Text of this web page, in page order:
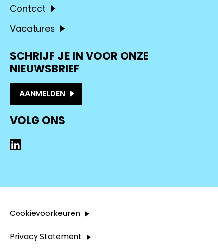
Contact
Vacatures
SCHRIJF JE IN VOOR ONZE
NIEUWSBRIEF
AANMELDEN
VOLG ONS
LinkedIn
Cookievoorkeuren
Privacy Statement